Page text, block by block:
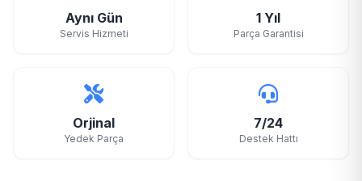
Aynı Gün
Servis Hizmeti
1 Yıl
Parça Garantisi
Orjinal
Yedek Parça
7/24
Destek Hattı